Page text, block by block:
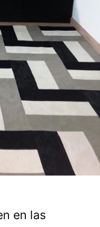
en las